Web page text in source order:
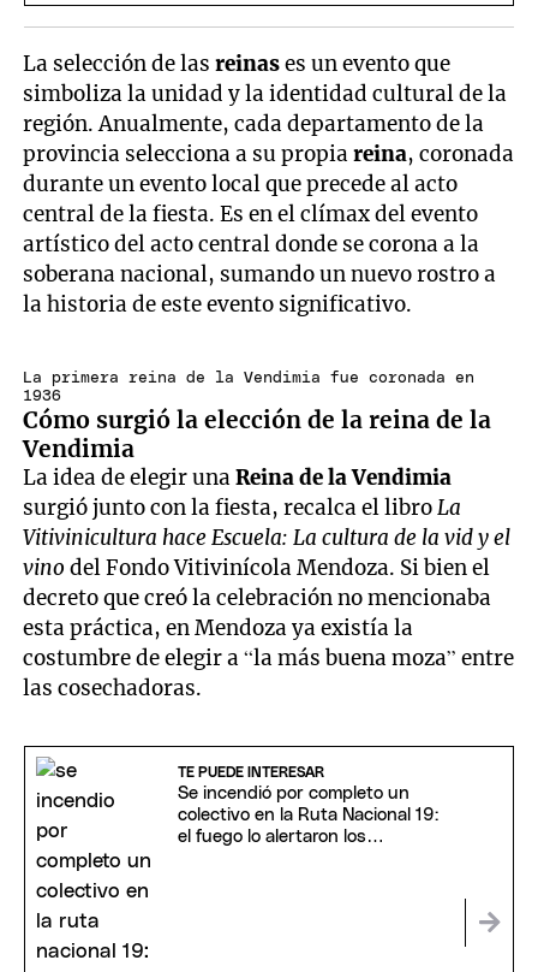
La selección de lasreinases un evento que
simboliza la unidad y la identidad cultural de la
región. Anualmente, cada departamento de la
provincia selecciona a su propiareina, coronada
durante un evento local que precede al acto
central de la fiesta. Es en el clímax del evento
artístico del acto central donde se corona a la
soberana nacional, sumando un nuevo rostro a
la historia de este evento significativo.
La primera reina de la Vendimia fue coronada en
1936
Cómo surgió la elección de la reina de la
Vendimia
La idea de elegir unaReina de la Vendimia
surgió junto con la fiesta, recalca el libroLa
Vitivinicultura hace Escuela: La cultura de la vid y el
vinodel Fondo Vitivinícola Mendoza. Si bien el
decreto que creó la celebración no mencionaba
esta práctica, en Mendoza ya existía la
costumbre de elegir a “la más buena moza” entre
las cosechadoras.
TE PUEDE INTERESAR
Se incendió por completo un
colectivo en la Ruta Nacional 19:
el fuego lo alertaron los